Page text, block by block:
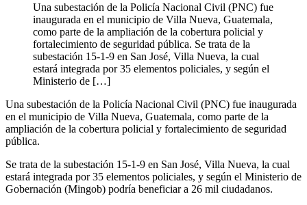
Una subestación de la Policía Nacional Civil (PNC) fue
inaugurada en el municipio de Villa Nueva, Guatemala,
como parte de la ampliación de la cobertura policial y
fortalecimiento de seguridad pública. Se trata de la
subestación 15-1-9 en San José, Villa Nueva, la cual
estará integrada por 35 elementos policiales, y según el
Ministerio de […]
Una subestación de la Policía Nacional Civil (PNC) fue inaugurada
en el municipio de Villa Nueva, Guatemala, como parte de la
ampliación de la cobertura policial y fortalecimiento de seguridad
pública.
Se trata de la subestación 15-1-9 en San José, Villa Nueva, la cual
estará integrada por 35 elementos policiales, y según el Ministerio de
Gobernación (Mingob) podría beneficiar a 26 mil ciudadanos.